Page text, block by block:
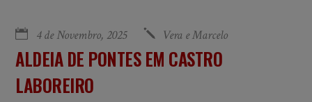
4 de Novembro, 2025 Vera e Marcelo
ALDEIA DE PONTES EM CASTRO
LABOREIRO